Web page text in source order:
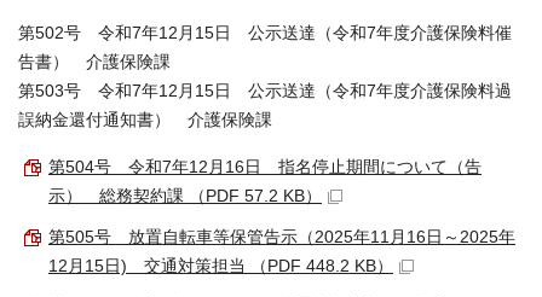
第502号 令和7年12月15日 公示送達（令和7年度介護保険料催
告書） 介護保険課
第503号 令和7年12月15日 公示送達（令和7年度介護保険料過
誤納金還付通知書） 介護保険課
第504号 令和7年12月16日 指名停止期間について（告
示） 総務契約課 （PDF 57.2 KB）
第505号 放置自転車等保管告示（2025年11月16日～2025年
12月15日) 交通対策担当 （PDF 448.2 KB）